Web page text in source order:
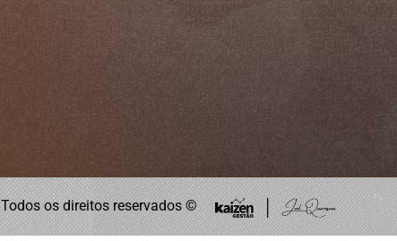
Todos os direitos reservados ©